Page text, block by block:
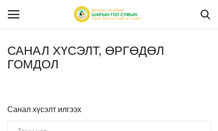
Нэвтрэх Бүртгүүлэх
САНАЛ ХҮСЭЛТ, ӨРГӨДӨЛ ГОМДОЛ
САНАЛ ХҮСЭЛТ, ӨРГӨДӨЛ
ГОМДОЛ
Санал хүсэлт илгээх